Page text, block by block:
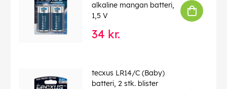
alkaline mangan batteri,
1,5 V
34 kr.
tecxus LR14/C (Baby)
batteri, 2 stk. blister